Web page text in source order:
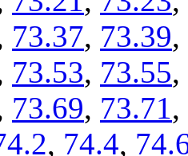
73.37, 73.39,
73.53, 73.55,
73.69, 73.71,
, 74.4,